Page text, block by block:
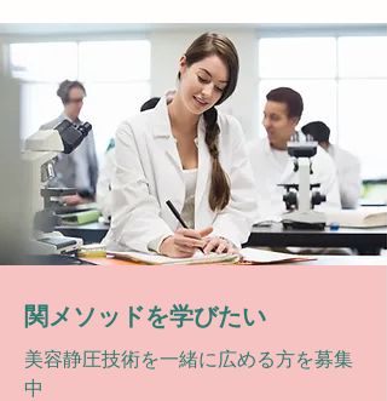
関メソッドを学びたい
美容静圧技術を一緒に広める方を募集
中